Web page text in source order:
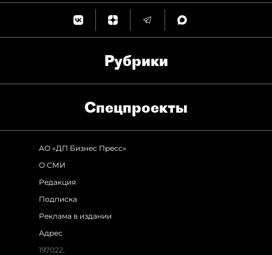
Рубрики
Спец­проекты
АО «ДП Бизнес Пресс»
О СМИ
Редакция
Подписка
Реклама в издании
Адрес
197022,